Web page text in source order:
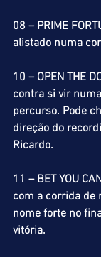
08 – PRIME
alistado numa
10 – OPEN THE
contra si vir
percurso. Pode
direção do
Ricardo.
11 – BET YOU
com a corrida de
nome forte no
vitória.